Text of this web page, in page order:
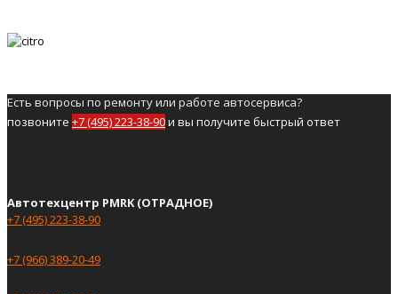
Есть вопросы по ремонту или работе автосервиса?
позвоните +7 (495) 223-38-90и вы получите быстрый ответ
Автотехцентр PMRK (ОТРАДНОЕ)
+7 (495) 223-38-90
+7 (966) 389-20-49